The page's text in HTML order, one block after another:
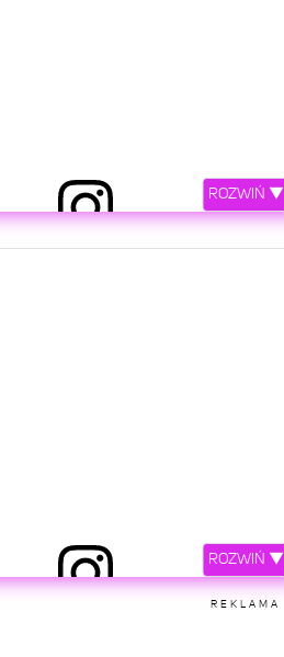
przez Young Leosia (@youngleosia)
przez Young Leosia (@youngleosia)
ROZWIŃ ▼
ROZWIŃ ▼
REKLAMA